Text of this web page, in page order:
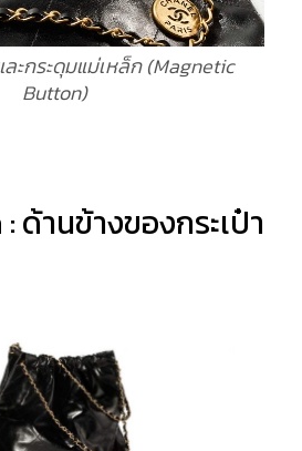
ละกระดุมแม่เหล็ก (Magnetic
Button)
ด้านข้างของกระเป๋า